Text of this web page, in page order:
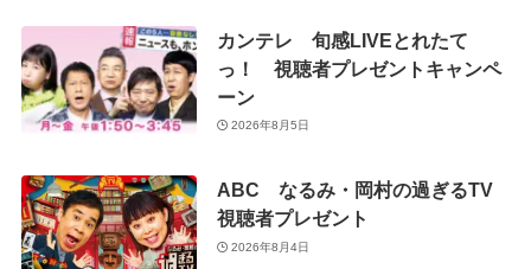
カンテレ 旬感LIVEとれたて
っ！ 視聴者プレゼントキャンペ
ーン
2026年8月5日
ABC なるみ・岡村の過ぎるTV
視聴者プレゼント
2026年8月4日